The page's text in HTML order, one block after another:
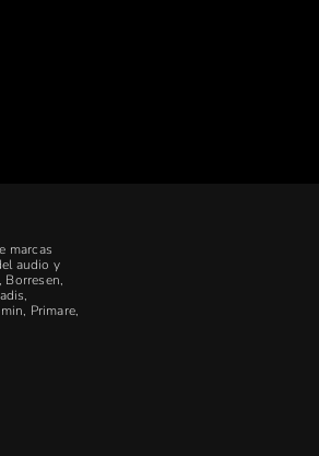
marcas
audio y
Borresen,
Primare,